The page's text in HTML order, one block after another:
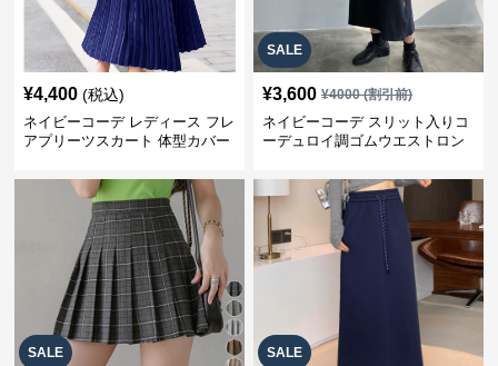
¥4,400 (税込)
ネイビーコーデ レディース フレ
アプリーツスカート 体型カバー
ト
SALE
¥3,600 ¥4000(割引前)
ネイビーコーデ スリット入りコ
ーデュロイ調ゴムウエストロン
SALE SALE